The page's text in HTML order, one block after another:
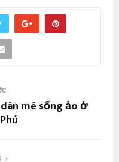
mê sống ảo ở